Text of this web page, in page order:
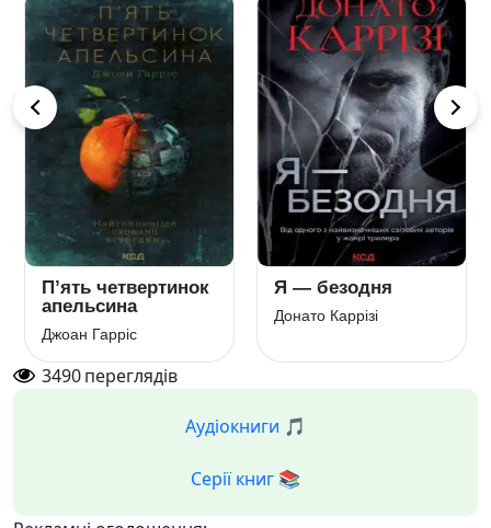
П’ять четвертинок
апельсина
Джоан Гарріс
Я — безодня
Донато Каррізі
3490переглядів
Аудіокниги 🎵
Серії книг 📚